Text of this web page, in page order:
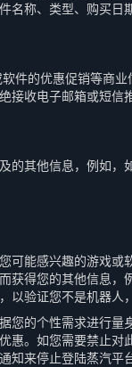
名称、类型、购买日
件的优惠促销等商业
接收电子邮箱或短信
的其他信息，例如，
可能感兴趣的游戏或
获得您的其他信息，
验证您不是机器人
您的个性需求进行量
惠。如您需要禁止对
来停止登陆蒸汽平